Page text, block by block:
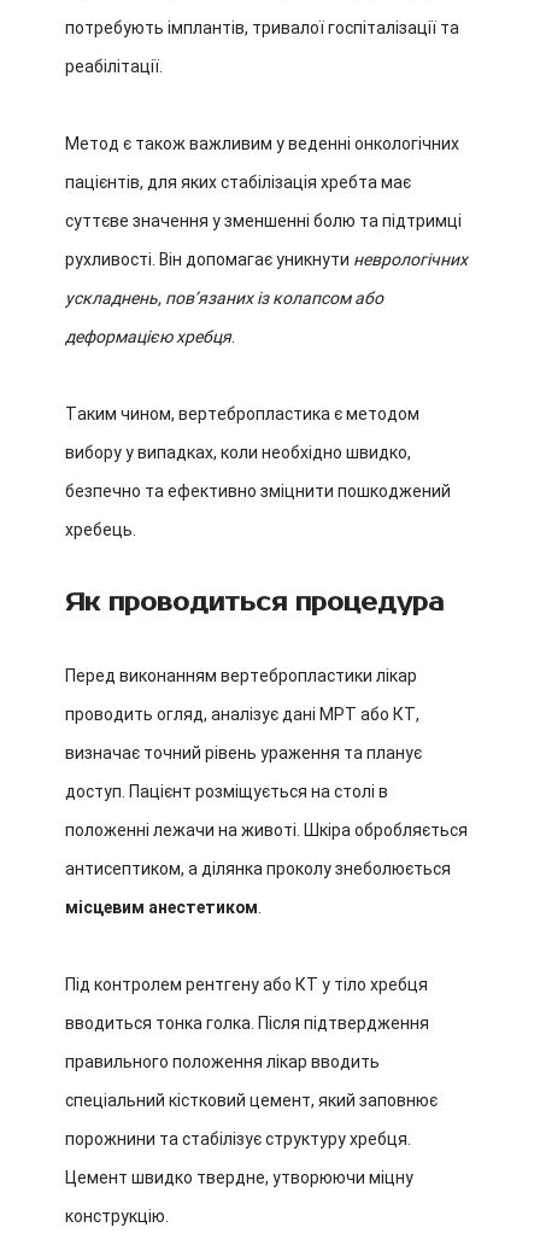
потребують імплантів, тривалої госпіталізації та
реабілітації.
Метод є також важливим у веденні онкологічних
пацієнтів, для яких стабілізація хребта має
суттєве значення у зменшенні болю та підтримці
рухливості. Він допомагає уникнути неврологічних
ускладнень, пов’язаних із колапсом або
деформацією хребця.
Таким чином, вертебропластика є методом
вибору у випадках, коли необхідно швидко,
безпечно та ефективно зміцнити пошкоджений
хребець.
Як проводиться процедура
Перед виконанням вертебропластики лікар
проводить огляд, аналізує дані МРТ або КТ,
визначає точний рівень ураження та планує
доступ. Пацієнт розміщується на столі в
положенні лежачи на животі. Шкіра обробляється
антисептиком, а ділянка проколу знеболюється
місцевим анестетиком
Під контролем рентгену або КТ у тіло хребця
вводиться тонка голка. Після підтвердження
правильного положення лікар вводить
спеціальний кістковий цемент, який заповнює
порожнини та стабілізує структуру хребця.
Цемент швидко твердне, утворюючи міцну
конструкцію.